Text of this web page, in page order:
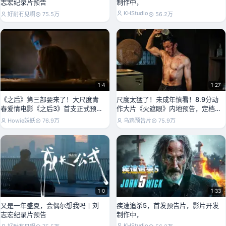
志宏纪录片预告
好耐冇见啊 75.5万
制作中，
KHStudio 56.2万
1:4
《之后》第三部要来了！大尺度青
春爱情电影《之后3》首支正式预告
片出炉！
Howie妖妖 76.9万
1:27
尺度太猛了！未成年慎看！8.9分动
作大片《火遮眼》内地预告，定档
06.11
乌鸦预告片 75.9万
1:0
又是一年盛夏，会偶尔想我吗丨刘
志宏纪录片预告
1:33
疾速追杀5，首发预告片，影片开发
制作中，